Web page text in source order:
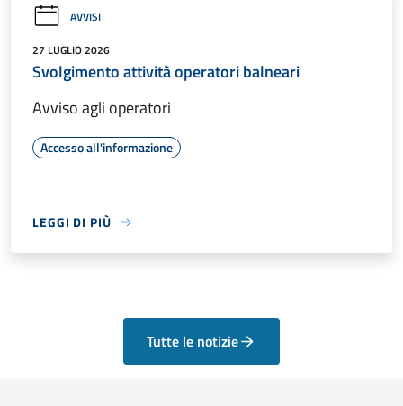
AVVISI
27 LUGLIO 2026
Svolgimento attività operatori balneari
Avviso agli operatori
Accesso all'informazione
LEGGI DI PIÙ
Tutte le notizie